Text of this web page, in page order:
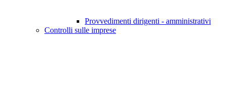
Provvedimenti dirigenti - amministrativi
Controlli sulle imprese